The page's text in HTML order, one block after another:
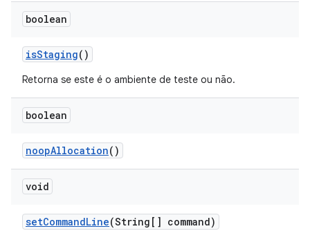
boolean
isStaging()
Retorna se este é o ambiente de teste ou não.
boolean
noopAllocation()
void
setCommandLine(String[] command)